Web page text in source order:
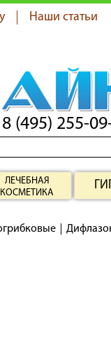
Наши статьи
8 (495) 255-
ЛЕЧЕБНАЯ
КОСМЕТИКА